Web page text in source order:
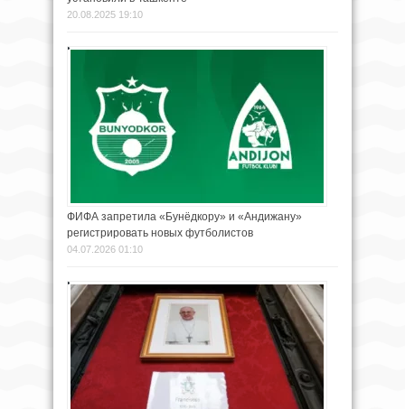
20.08.2025 19:10
ФИФА запретила «Бунёдкору» и «Андижану»
регистрировать новых футболистов
04.07.2026 01:10